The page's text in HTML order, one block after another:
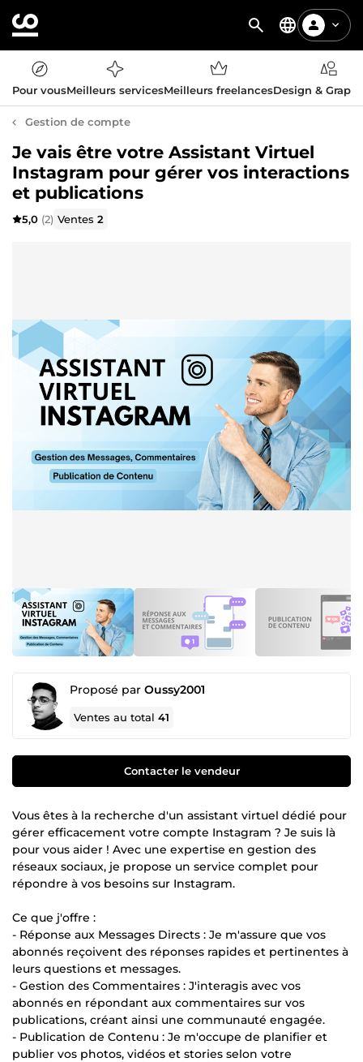
Pour vousMeilleurs servicesMeilleurs freelancesDesign &
Gestion de compte
Je vais être votre Assistant Virtuel
Instagram pour gérer vos interactions
et publications
5,0 (2) Ventes2
Proposé par Oussy2001
Ventes au total41
Contacter le vendeur
Vous êtes à la recherche d'un assistant virtuel dédié pour
gérer efficacement votre compte Instagram ? Je suis là
pour vous aider ! Avec une expertise en gestion des
réseaux sociaux, je propose un service complet pour
répondre à vos besoins sur Instagram.
Ce que j'offre :
- Réponse aux Messages Directs : Je m'assure que vos
abonnés reçoivent des réponses rapides et pertinentes à
leurs questions et messages.
- Gestion des Commentaires : J'interagis avec vos
abonnés en répondant aux commentaires sur vos
publications, créant ainsi une communauté engagée.
- Publication de Contenu : Je m'occupe de planifier et
publier vos photos, vidéos et stories selon votre